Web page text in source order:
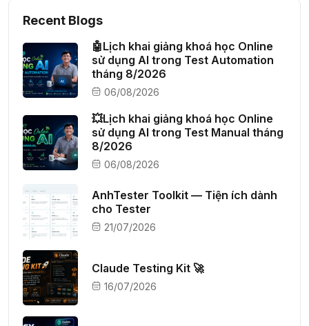
Recent Blogs
🤖Lịch khai giảng khoá học Online
sử dụng AI trong Test Automation
tháng 8/2026
06/08/2026
💥Lịch khai giảng khoá học Online
sử dụng AI trong Test Manual tháng
8/2026
06/08/2026
AnhTester Toolkit — Tiện ích dành
cho Tester
21/07/2026
Claude Testing Kit 🚀
16/07/2026